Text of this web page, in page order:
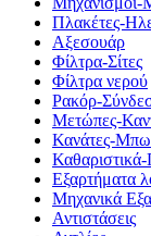
Πλακέτες-
Αξεσουάρ
Φίλτρα-Σίτες
Φίλτρα νερού
Ρακόρ-
Μετώπες-
Κανάτες-
Εξαρτήματα
Μηχανικά
Αντιστάσεις